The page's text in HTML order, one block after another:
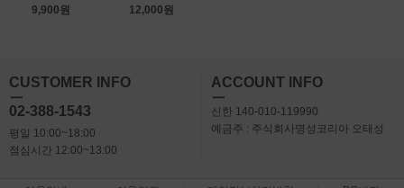
9,900원
12,000원
CUSTOMER INFO
ㅡ
02-388-1543
평일 10:00~18:00
점심시간 12:00~13:00
ACCOUNT INFO
ㅡ
신한 140-010-119990
예금주 : 주식회사명성코리아 오태성